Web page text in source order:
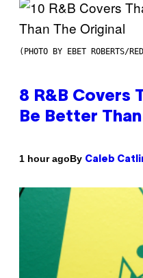
(PHOTO BY EBET ROBERTS/
8 R&B Covers
Be Better
1 hour agoBy Caleb